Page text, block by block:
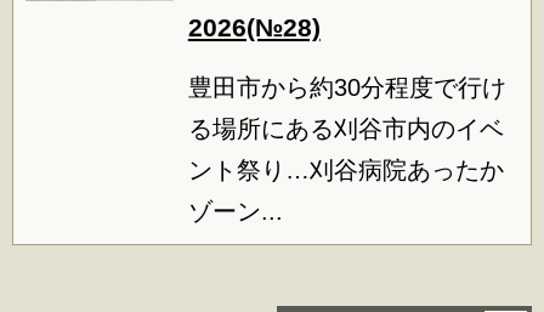
2026(№28)
豊田市から約30分程度で行け
る場所にある刈谷市内のイベ
ント祭り…刈谷病院あったか
ゾーン...